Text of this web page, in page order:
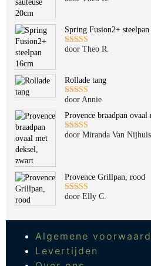
Spring Fusion2+
Gewaardeerd
door Theo R.
Rollade tang
Gewaardeerd
5
door Annie
Provence braadpan
Gewaardeerd
door Miranda Van Nijhuis
Provence Grillpan, rood
Gewaardeerd
door Elly C.
Algemene
Levertijden